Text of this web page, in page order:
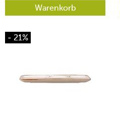
Warenkorb
- 21%